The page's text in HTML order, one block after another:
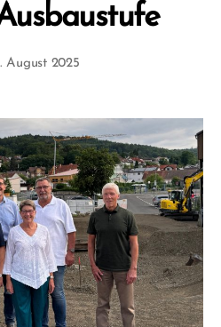
Beitragsautor
o
F
August 2025